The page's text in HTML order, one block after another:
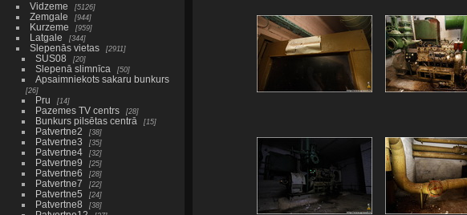
Vidzeme 5126
Zemgale 944
Kurzeme 959
Latgale 344
Slepenās vietas 2911
SUS08 20
Slepenā slimnīca 50
Apsaimniekots sakaru bunkurs
26
Pru 14
Pazemes TV centrs 28
Bunkurs pilsētas centrā 15
Patvertne2 38
Patvertne3 35
Patvertne4 32
Patvertne9 25
Patvertne6 28
Patvertne7 22
Patvertne5 24
Patvertne8 38